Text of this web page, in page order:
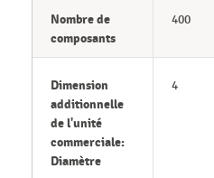
Nombre de
composants
400
Dimension
additionnelle
de l'unité
commerciale:
Diamètre
4